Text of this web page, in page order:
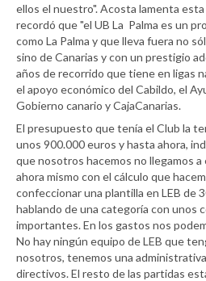
ellos el nuestro". Acosta lamenta
recordó que "el UB La Palma es un
como La Palma y que lleva fuera no
sino de Canarias y con un prestigio
años de recorrido que tiene en ligas
el apoyo económico del Cabildo, el
Gobierno canario y CajaCanarias.
El presupuesto que tenía el Club la
unos 900.000 euros y hasta ahora,
que nosotros hacemos no llegamos
ahora mismo con el cálculo que
confeccionar una plantilla en LEB de
hablando de una categoría con unos
importantes. En los gastos nos
No hay ningún equipo de LEB que
nosotros, tenemos una
directivos. El resto de las partidas